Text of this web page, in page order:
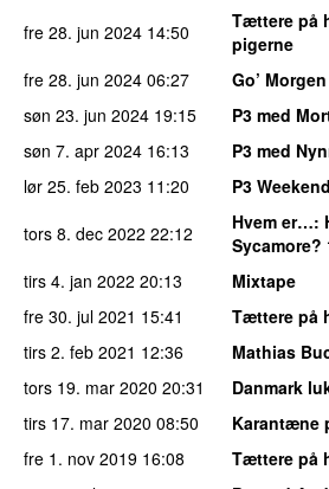
fre 28. jun 2024 14:50 Tættere på
pigerne
fre 28. jun 2024 06:27
Go’
søn 23. jun 2024 19:15
P3 med
søn 7. apr 2024 16:13
P3 med
lør 25. feb 2023 11:20
P3 Weekend
tors 8. dec 2022 22:12 Hvem er…:
Sycamore?
tirs 4. jan 2022 20:13
Mixtape
fre 30. jul 2021 15:41
Tættere på
tirs 2. feb 2021 12:36
Mathias
tors 19. mar 2020 20:31
Danmark
tirs 17. mar 2020 08:50
Karantæne
fre 1. nov 2019 16:08
Tættere på